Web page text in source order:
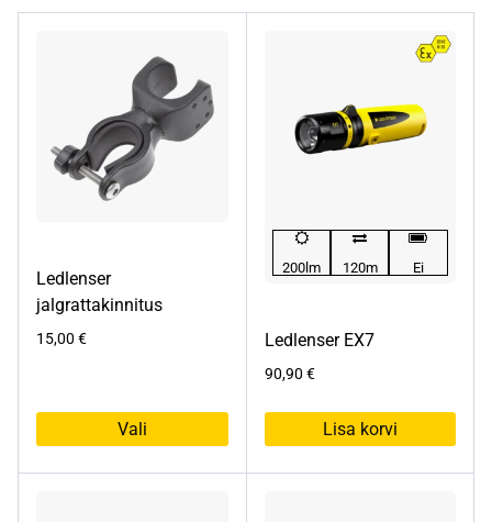
Ledlenser
jalgrattakinnitus
15,00 €
Vali
200lm 120m Ei
Ledlenser EX7
90,90 €
Lisa korvi